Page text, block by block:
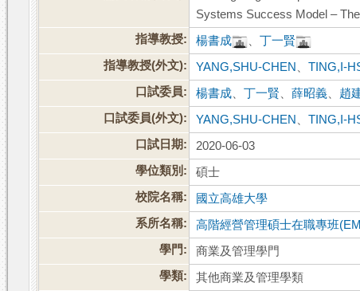
Systems Success Model –
指導教授:
楊書成 、丁一賢
指導教授(外文):
YANG,SHU-CHEN 、TING,I-
口試委員:
楊書成 、丁一賢 、薛昭義
趙
口試委員(外文):
YANG,SHU-CHEN 、TING,I-
口試日期:
2020-06-03
學位類別:
碩士
校院名稱:
國立高雄大學
系所名稱:
高階經營管理碩士在職專班
學門:
商業及管理學門
學類:
其他商業及管理學類